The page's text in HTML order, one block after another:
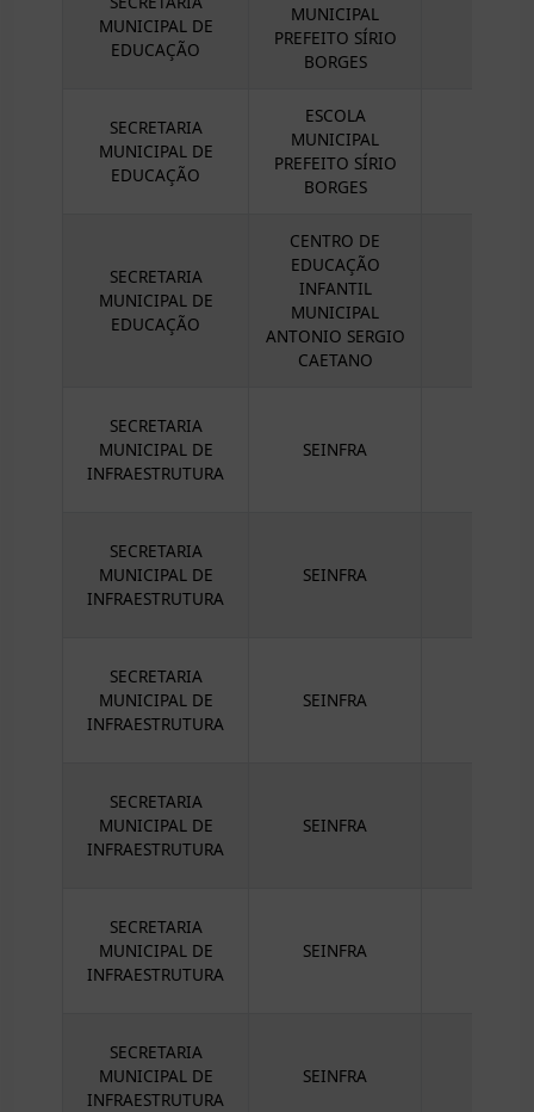
MUNICIPAL DE
EDUCAÇÃO
MUNICIPAL
PREFEITO SÍRIO
BORGES
SECRETARIA
MUNICIPAL DE
EDUCAÇÃO
ESCOLA
MUNICIPAL
PREFEITO SÍRIO
BORGES
SECRETARIA
MUNICIPAL DE
EDUCAÇÃO
CENTRO DE
EDUCAÇÃO
INFANTIL
MUNICIPAL
ANTONIO SERGIO
CAETANO
SECRETARIA
MUNICIPAL DE
INFRAESTRUTURA
SEINFRA
SECRETARIA
MUNICIPAL DE
INFRAESTRUTURA
SEINFRA
SECRETARIA
MUNICIPAL DE
INFRAESTRUTURA
SEINFRA
SECRETARIA
MUNICIPAL DE
INFRAESTRUTURA
SEINFRA
SECRETARIA
MUNICIPAL DE
INFRAESTRUTURA
SEINFRA
SECRETARIA
MUNICIPAL DE
INFRAESTRUTURA
SEINFRA